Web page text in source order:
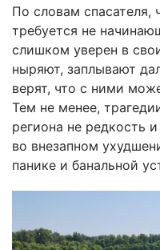
По словам
требуется не
слишком уверен в
ныряют, заплывают
верят, что с ними
Тем не менее,
региона не редкость
во внезапном
панике и банальной